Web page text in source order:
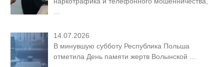
14.07.2026
В минувшую субботу Республика Польша
отметила День памяти жертв Волынской